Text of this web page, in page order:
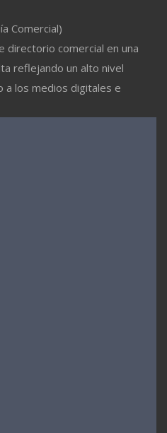
Comercial)
directorio comercial en una
reflejando un alto nivel
a los medios digitales e